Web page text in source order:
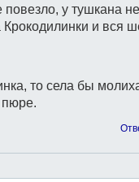
у тушкана не
и вся
то села бы
пюре.